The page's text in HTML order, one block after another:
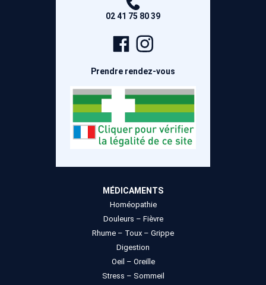
02 41 75 80 39
Page
Facebook
Prendre rendez-vous
MÉDICAMENTS
Homéopathie
Douleurs – Fièvre
Rhume – Toux – Grippe
Digestion
Oeil – Oreille
Stress – Sommeil